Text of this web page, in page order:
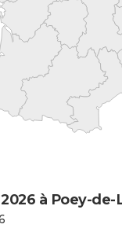
à Poey-de-